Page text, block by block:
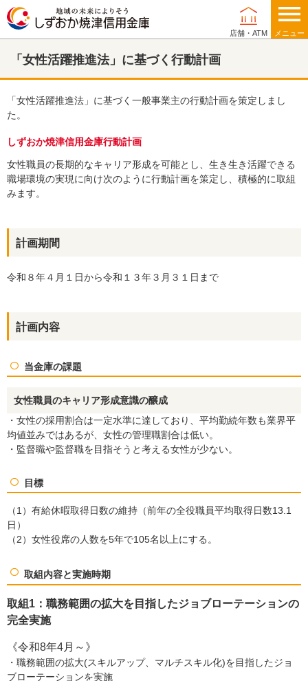
店舗・ATM メニュー
個人のお客さま
お問い合わせ
「女性活躍推進法」に基づく行動計画
「女性活躍推進法」に基づく一般事業主の行動計画を策定しまし
た。
しずおか焼津信用金庫行動計画
女性職員の長期的なキャリア形成を可能とし、生き生き活躍できる
職場環境の実現に向け次のように行動計画を策定し、積極的に取組
みます。
計画期間
令和８年４月１日から令和１３年３月３１日まで
計画内容
当金庫の課題
女性職員のキャリア形成意識の醸成
・女性の採用割合は一定水準に達しており、平均勤続年数も業界平
均値並みではあるが、女性の管理職割合は低い。
・監督職や監督職を目指そうと考える女性が少ない。
目標
（1）有給休暇取得日数の維持（前年の全役職員平均取得日数13.1
日）
（2）女性役席の人数を5年で105名以上にする。
取組内容と実施時期
取組1：職務範囲の拡大を目指したジョブローテーションの
完全実施
《令和8年4月～》
・職務範囲の拡大(スキルアップ、マルチスキル化)を目指したジョ
ブローテーションを実施